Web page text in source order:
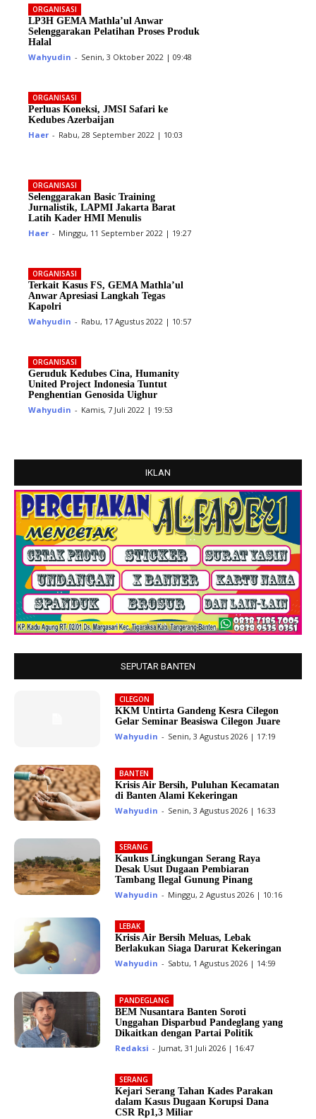
ORGANISASI
LP3H GEMA Mathla’ul Anwar
Selenggarakan Pelatihan Proses Produk
Halal
Wahyudin - Senin, 3 Oktober 2022 | 09:48
ORGANISASI
Perluas Koneksi, JMSI Safari ke
Kedubes Azerbaijan
Haer - Rabu, 28 September 2022 | 10:03
ORGANISASI
Selenggarakan Basic Training
Jurnalistik, LAPMI Jakarta Barat
Latih Kader HMI Menulis
Haer - Minggu, 11 September 2022 | 19:27
ORGANISASI
Terkait Kasus FS, GEMA Mathla’ul
Anwar Apresiasi Langkah Tegas
Kapolri
Wahyudin - Rabu, 17 Agustus 2022 | 10:57
ORGANISASI
Geruduk Kedubes Cina, Humanity
United Project Indonesia Tuntut
Penghentian Genosida Uighur
Wahyudin - Kamis, 7 Juli 2022 | 19:53
IKLAN
SEPUTAR BANTEN
CILEGON
KKM Untirta Gandeng Kesra Cilegon
Gelar Seminar Beasiswa Cilegon Juare
Wahyudin - Senin, 3 Agustus 2026 | 17:19
BANTEN
Krisis Air Bersih, Puluhan Kecamatan
di Banten Alami Kekeringan
Wahyudin - Senin, 3 Agustus 2026 | 16:33
SERANG
Kaukus Lingkungan Serang Raya
Desak Usut Dugaan Pembiaran
Tambang Ilegal Gunung Pinang
Wahyudin - Minggu, 2 Agustus 2026 | 10:16
LEBAK
Krisis Air Bersih Meluas, Lebak
Berlakukan Siaga Darurat Kekeringan
Wahyudin - Sabtu, 1 Agustus 2026 | 14:59
PANDEGLANG
BEM Nusantara Banten Soroti
Unggahan Disparbud Pandeglang yang
Dikaitkan dengan Partai Politik
Redaksi - Jumat, 31 Juli 2026 | 16:47
SERANG
Kejari Serang Tahan Kades Parakan
dalam Kasus Dugaan Korupsi Dana
CSR Rp1,3 Miliar